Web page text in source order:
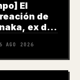
El
de
ex de
AGO 2026